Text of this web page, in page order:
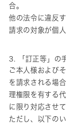
合。
他の法令に違反
請求の対象が個
3. 「訂正等」の
ご本人様および
を請求される場
理権限を有する
に限り対応させ
ただし、以下の